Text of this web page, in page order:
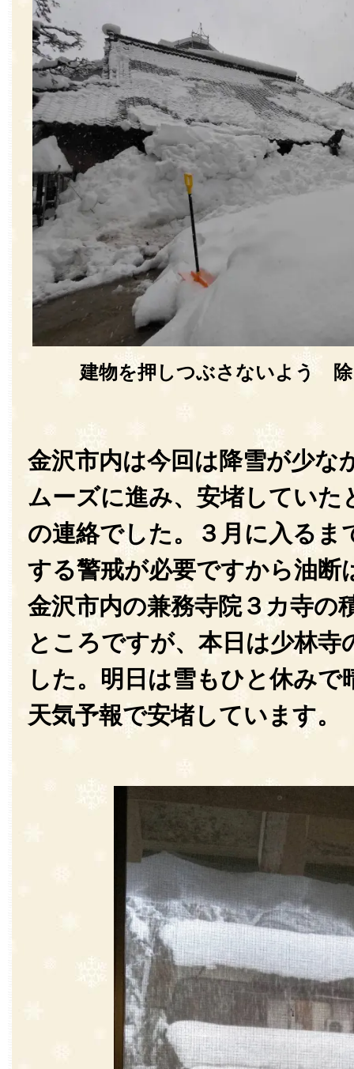
建物を押しつぶさないよう
金沢市内は今回は降雪が少な
ムーズに進み、安堵していた
の連絡でした。３月に入るま
する警戒が必要ですから油断
金沢市内の兼務寺院３カ寺の
ところですが、本日は少林寺
した。明日は雪もひと休み
天気予報で安堵しています。